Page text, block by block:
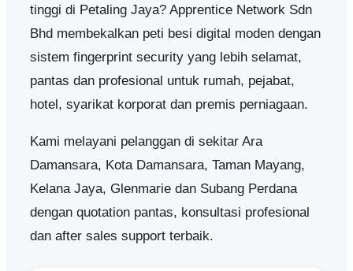
tinggi di Petaling Jaya? Apprentice Network Sdn
Bhd membekalkan peti besi digital moden dengan
sistem fingerprint security yang lebih selamat,
pantas dan profesional untuk rumah, pejabat,
hotel, syarikat korporat dan premis perniagaan.
Kami melayani pelanggan di sekitar Ara
Damansara, Kota Damansara, Taman Mayang,
Kelana Jaya, Glenmarie dan Subang Perdana
dengan quotation pantas, konsultasi profesional
dan after sales support terbaik.